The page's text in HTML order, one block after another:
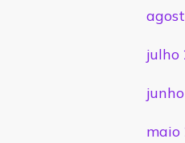
julho
maio